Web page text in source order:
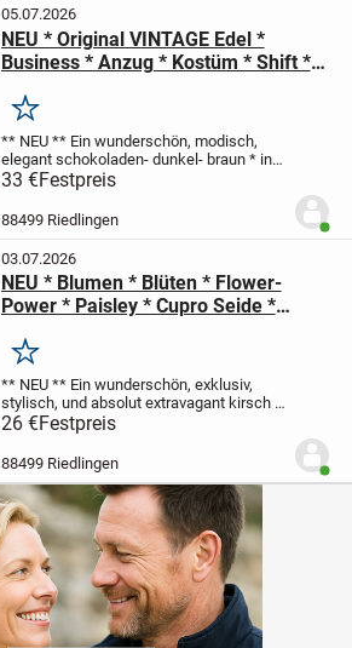
05.07.2026
NEU * Original VINTAGE Edel *
Business * Anzug * Kostüm * Shift *
LAGERFELD" Gr. 34- 36/ XS- S *
schokoladen- dunkel- braun *
Merken
** NEU ** Ein wunderschön, modisch,
elegant schokoladen- dunkel- braun * in
sich quer- gestreift
BUSINESS * KOSTÜM
Mini- ROCK ** KARL LAGERFELD...
33 €Festpreis
88499 Riedlingen
03.07.2026
NEU * Blumen * Blüten * Flower-
Power * Paisley * Cupro Seide *
* Midi- Rock "GERRY WEBER" Gr. 38-
40/ S- M * kirsch- bordaux- dunkel-
rot *
Merken
** NEU ** Ein wunderschön, exklusiv,
stylisch, und absolut extravagant kirsch *
bordaux * dunkel- rot
schimmernder
Blüten * Flower- Power * Paisley
26 €Festpreis
88499 Riedlingen